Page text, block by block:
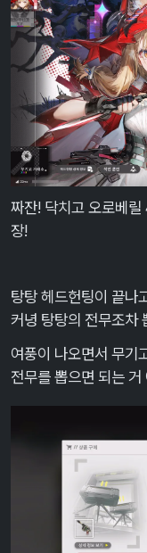
짜잔! 닥치고 오로베
장!
탕탕 헤드헌팅이 끝나
커녕 탕탕의 전무조차
여풍이 나오면서 무
전무를 뽑으면 되는 거